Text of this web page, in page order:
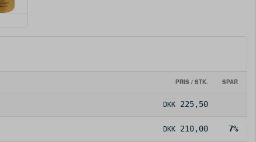
PRIS / STK. SPAR
DKK 225,50
DKK 210,00 7%